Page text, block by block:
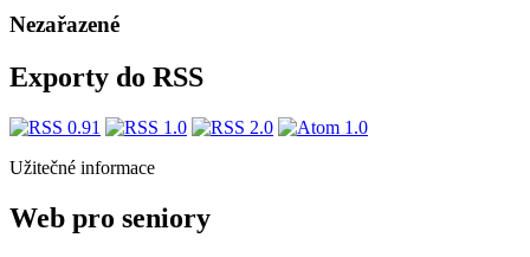
Nezařazené
Exporty do RSS
Užitečné informace
Web pro seniory